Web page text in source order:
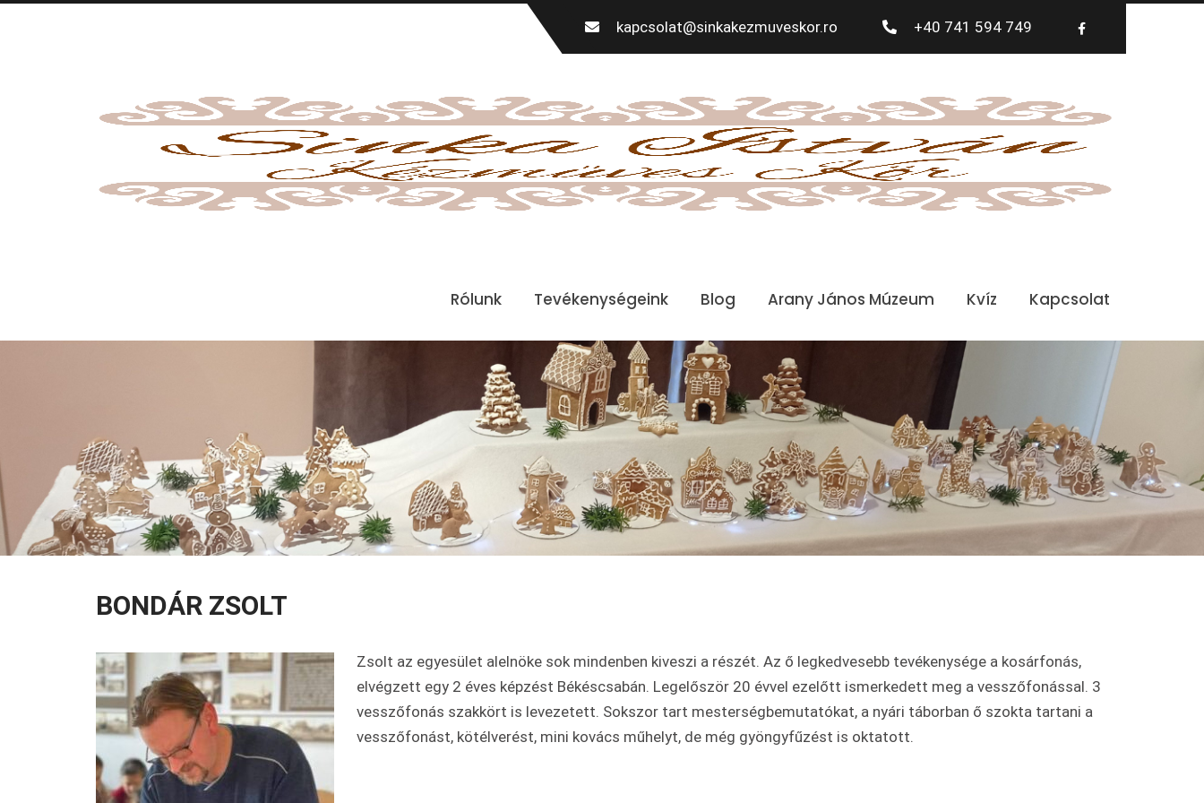
kapcsolat@sinkakezmuveskor.ro +40 741 594 749
Rólunk Tevékenységeink Blog Arany János Múzeum Kvíz Kapcsolat
BONDÁR ZSOLT
Zsolt az egyesület alelnöke sok mindenben kiveszi a részét. Az ő legkedvesebb tevékenysége a kosárfonás,
elvégzett egy 2 éves képzést Békéscsabán. Legelőször 20 évvel ezelőtt ismerkedett meg a vesszőfonással. 3
vesszőfonás szakkört is levezetett. Sokszor tart mesterségbemutatókat, a nyári táborban ő szokta tartani a
vesszőfonást, kötélverést, mini kovács műhelyt, de még gyöngyfűzést is oktatott.